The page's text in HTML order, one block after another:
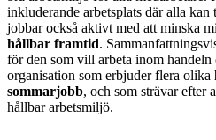
inkluderande arbetsplats där alla
jobbar också aktivt med att minska
hållbar framtid.
för den som vill arbeta inom
organisation som erbjuder flera olika
sommarjobb, och som strävar efter
hållbar arbetsmiljö.